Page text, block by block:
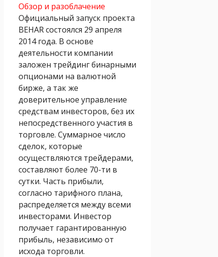
Обзор и разоблачение
Официальный запуск проекта
BEHAR состоялся 29 апреля
2014 года. В основе
деятельности компании
заложен трейдинг бинарными
опционами на валютной
бирже, а так же
доверительное управление
средствам инвесторов, без их
непосредственного участия в
торговле. Суммарное число
сделок, которые
осуществляются трейдерами,
составляют более 70-ти в
сутки. Часть прибыли,
согласно тарифного плана,
распределяется между всеми
инвесторами. Инвестор
получает гарантированную
прибыль, независимо от
исхода торговли.